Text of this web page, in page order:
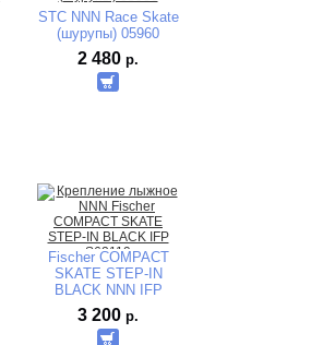
STC NNN Race Skate
(шурупы) 05960
2 480 р.
Fischer COMPACT
SKATE STEP-IN
BLACK NNN IFP
S62119
3 200 р.